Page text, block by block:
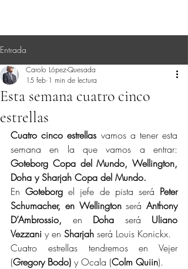
Entrada
Esta semana cuatro cinco
estrellas
Carolo López-Quesada
15 feb 1 min de lectura
Cuatro cinco estrellas vamos a tener esta
Goteborg Copa del Mundo, Wellington,
Doha y Sharjah Copa del Mundo.
En Goteborg el jefe de pista será Peter
Schumacher, en Wellington será Anthony
D’Ambrossio, en Doha será Uliano
Vezzani y en Sharjah será Louis Konickx.
Cuatro estrellas tendremos en Vejer
(Gregory Bodo) y Ocala (Colm Quiin).